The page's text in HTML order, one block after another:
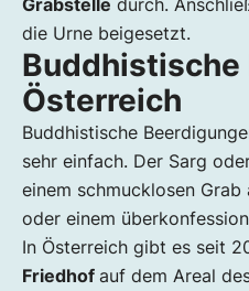
die Urne beigesetzt.
Buddhistische
Österreich
Buddhistische
sehr einfach. Der Sarg
einem schmucklosen
oder einem
In Österreich gibt es seit
Friedhof auf dem Areal